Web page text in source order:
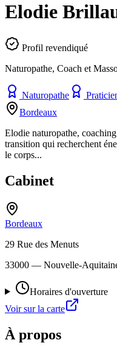
Elodie
Profil revendiqué
Naturopathe, Coach et
Naturopathe
Bordeaux
Elodie naturopathe,
transition qui recherchent
le corps...
Cabinet
Bordeaux
29 Rue des Menuts
33000 — Nouvelle-
Horaires d'ouverture
Voir sur la carte
À propos